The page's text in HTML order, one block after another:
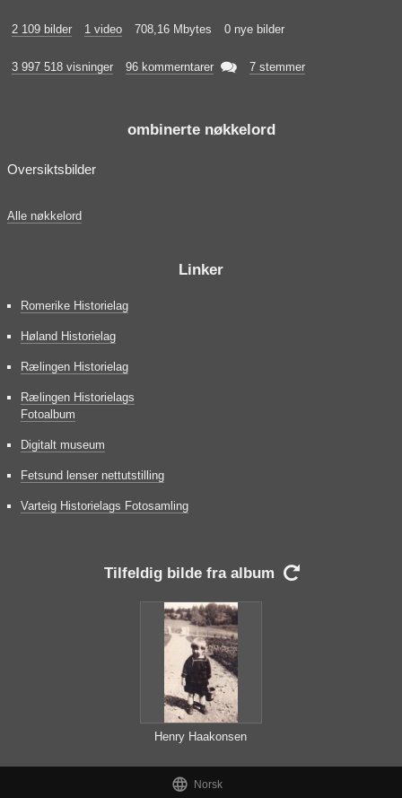
2 109 bilder 1 video 708,16 Mbytes 0 nye bilder
3 997 518 visninger 96 kommerntarer  7 stemmer
ombinerte nøkkelord
Oversiktsbilder
Alle nøkkelord
Linker
Romerike Historielag
Høland Historielag
Rælingen Historielag
Rælingen Historielags
Fotoalbum
Digitalt museum
Fetsund lenser nettutstilling
Varteig Historielags Fotosamling
Tilfeldig bilde fra album 
Henry Haakonsen
 Norsk